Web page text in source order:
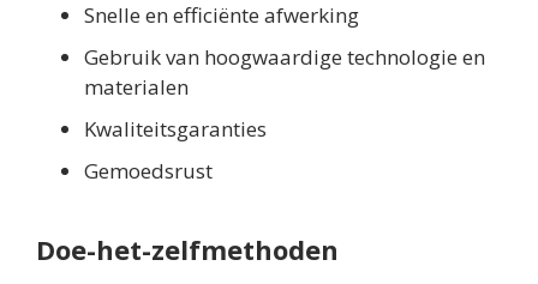
Snelle en efficiënte afwerking
Gebruik van hoogwaardige technologie en
materialen
Kwaliteitsgaranties
Gemoedsrust
Doe-het-zelfmethoden